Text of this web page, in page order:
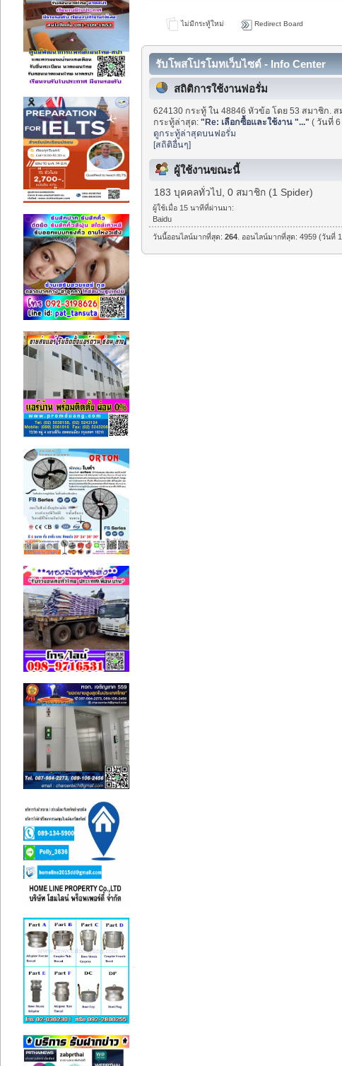
ไม่มีกระทู้ใหม่ Redirect Board
รับโพสโปรโมทเว็บไซต์ - Info Center
สถิติการใช้งานฟอรั่ม
624130 กระทู้ ใน 48846 หัวข้อ โดย 53 สมาชิก.
กระทู้ล่าสุด:"Re: เลือกซื้อและใช้งาน "..." ( วันที่ 6
ดูกระทู้ล่าสุดบนฟอรั่ม
[สถิติอื่นๆ]
ผู้ใช้งานขณะนี้
183 บุคคลทั่วไป, 0 สมาชิก (1 Spider)
ผู้ใช้เมื่อ 15 นาทีที่ผ่านมา:
Baidu
วันนี้ออนไลน์มากที่สุด:264 . ออนไลน์มากที่สุด: 4959 (วันที่